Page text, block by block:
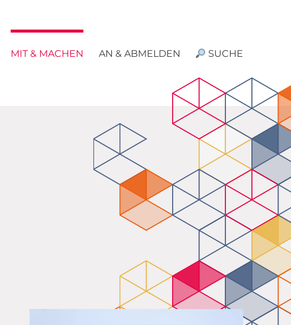
MIT & MACHEN AN & ABMELDEN SUCHE